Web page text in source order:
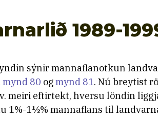
1989-
sýnir mannaflanotkun
mynd 80 ogmynd 81. Nú breytist
meiri eftirtekt, hversu löndin
1%-1½% mannaflans til